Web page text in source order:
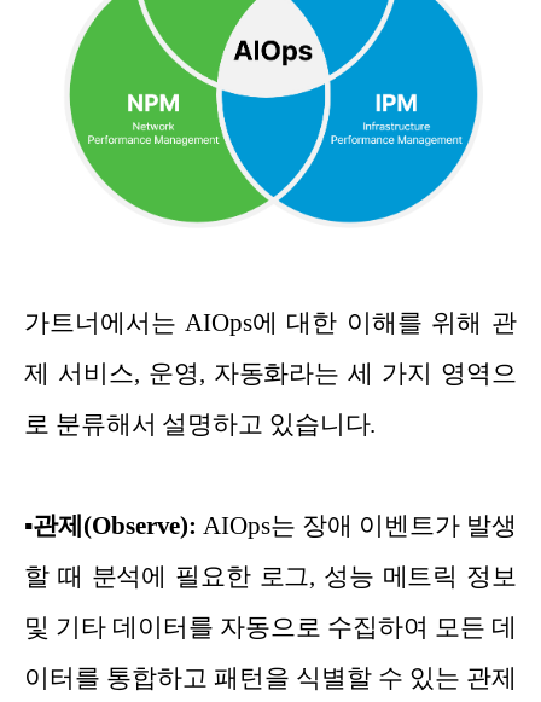
가트너에서는 AIOps에 대한 이해를 위해 관
제 서비스, 운영, 자동화라는 세 가지 영역으
로 분류해서 설명하고 있습니다.
▪관제(Observe): AIOps는 장애 이벤트가 발생
할 때 분석에 필요한 로그, 성능 메트릭 정보
및 기타 데이터를 자동으로 수집하여 모든 데
이터를 통합하고 패턴을 식별할 수 있는 관제